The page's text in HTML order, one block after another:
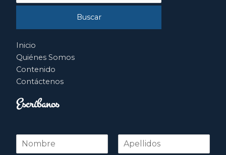
Inicio
Quiénes Somos
Contenido
Contáctenos
Escríbanos
N